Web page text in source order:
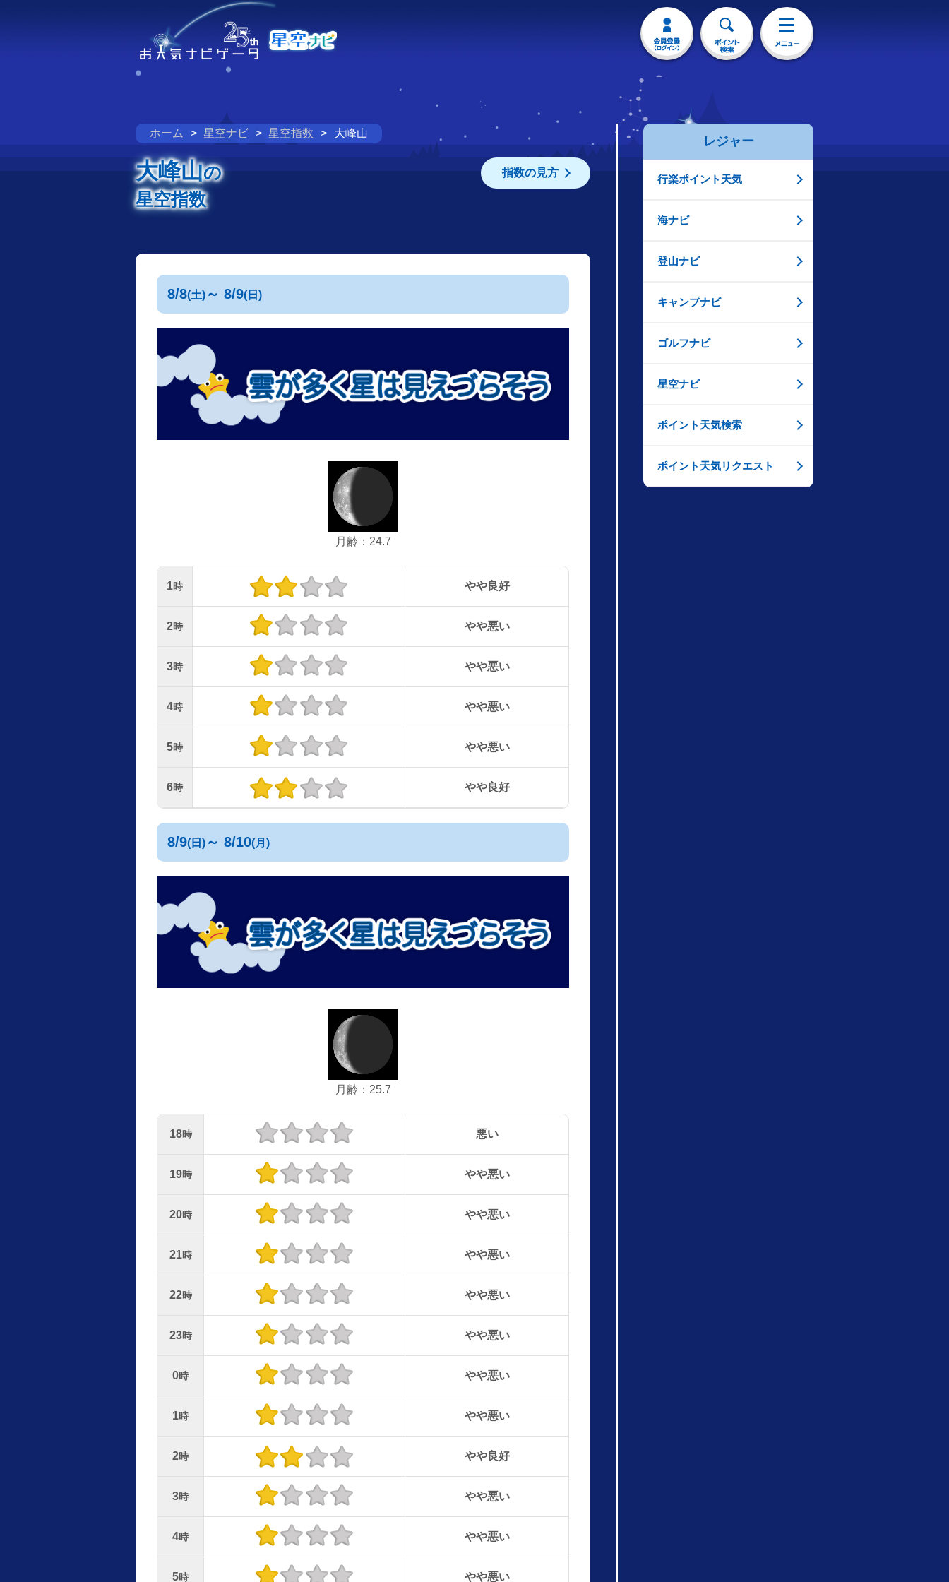
ホーム 星空ナビ 星空指数 大峰山
大峰山の
星空指数
指数の見方
8/8(土) ～ 8/9(日)
月齢：24.7
1時 やや良好
2時 やや悪い
3時 やや悪い
4時 やや悪い
5時 やや悪い
6時 やや良好
8/9(日) ～ 8/10(月)
月齢：25.7
18時 悪い
19時 やや悪い
20時 やや悪い
21時 やや悪い
22時 やや悪い
23時 やや悪い
0時 やや悪い
1時 やや悪い
2時 やや良好
3時 やや悪い
4時 やや悪い
5時 やや悪い
レジャー
行楽ポイント天気
海ナビ
登山ナビ
キャンプナビ
ゴルフナビ
星空ナビ
ポイント天気検索
ポイント天気リクエスト